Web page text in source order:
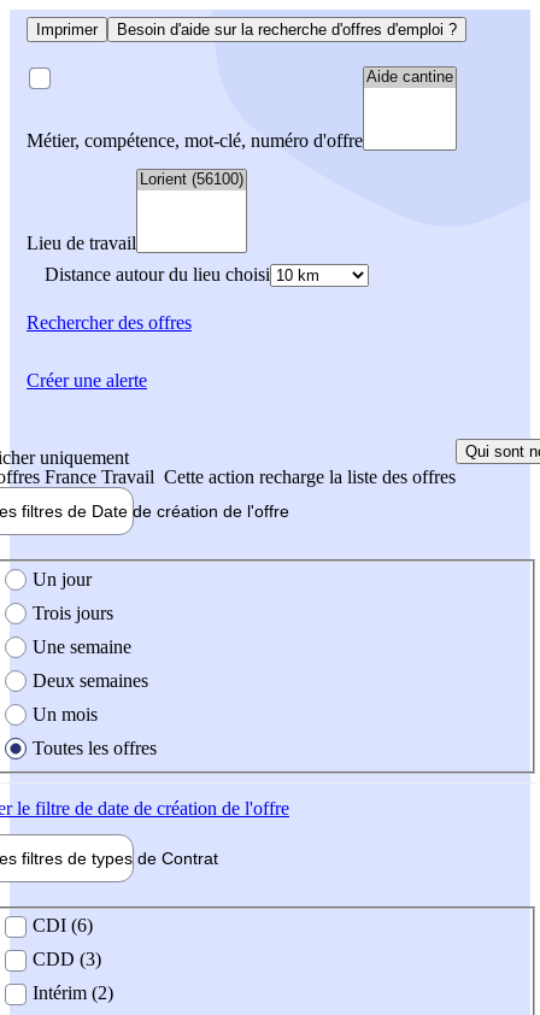
Imprimer Besoin d'aide sur la recherche d'offres d'emploi ?
Métier, compétence, mot-clé, numéro d'offre
Lieu de travail
Distance autour du lieu choisi
Rechercherdes offres
uniquement
France Travail Cette action recharge la liste des offres
Qui sont
filtres de Date de création de l'offre
création de l'offre
Un jour
Trois jours
Une semaine
Deux semaines
Un mois
Toutes les offres
le filtre de date de création de l'offre
filtres de types de Contrat
contrat
CDI (6)
CDD (3)
Intérim (2)
Créer une alerte